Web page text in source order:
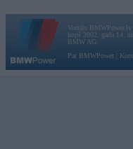
Vortāls BMWPower.lv
kopš 2002. gada 14.
BMW AG.
Par BMWPower